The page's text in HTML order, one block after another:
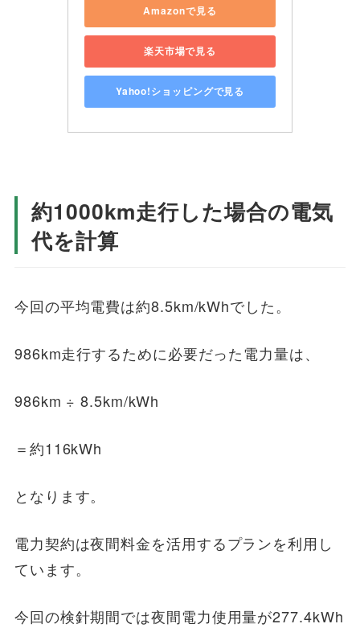
Amazonで見る
楽天市場で見る
Yahoo!ショッピングで見る
約1000km走行した場合の電気
代を計算
今回の平均電費は約8.5km/kWhでした。
986km走行するために必要だった電力量は、
986km ÷ 8.5km/kWh
＝約116kWh
となります。
電力契約は夜間料金を活用するプランを利用し
ています。
今回の検針期間では夜間電力使用量が277.4kWh